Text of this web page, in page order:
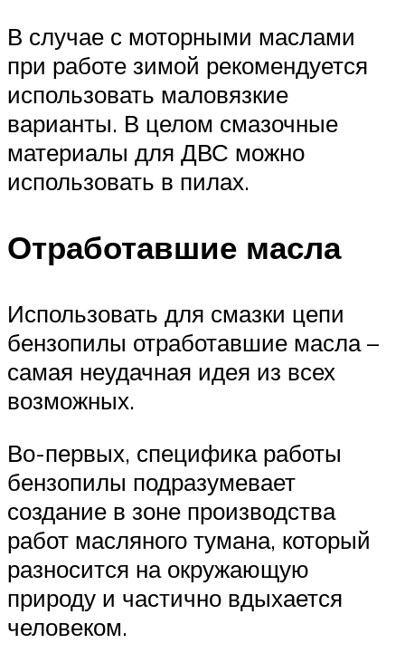
В случае с моторными маслами
при работе зимой рекомендуется
использовать маловязкие
варианты. В целом смазочные
материалы для ДВС можно
использовать в пилах.
Отработавшие масла
Использовать для смазки цепи
бензопилы отработавшие масла –
самая неудачная идея из всех
возможных.
Во-первых, специфика работы
бензопилы подразумевает
создание в зоне производства
работ масляного тумана, который
разносится на окружающую
природу и частично вдыхается
человеком.